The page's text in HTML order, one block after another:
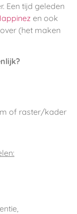
Een tijd geleden
en ook
(het maken
of raster/kader